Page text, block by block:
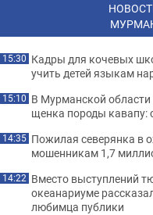
15:30 Кадры для кочевых
учить детей языкам
15:10 В Мурманской
щенка породы кавапу:
14:35 Пожилая северянка в
мошенникам 1,7
14:22 Вместо выступлений
океанариуме
любимца публики